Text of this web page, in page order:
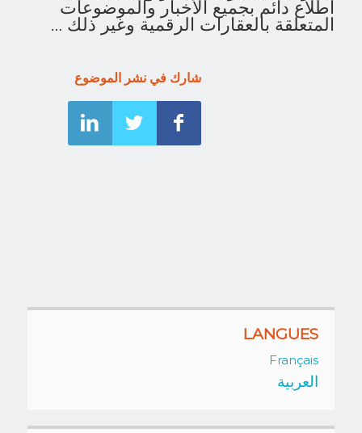
اطلاع دائم بجميع الأخبار والموضوعات
المتعلقة بالعقارات الرقمية وغير ذلك …
شارك في نشر الموضوع
LANGUES
Français
العربية